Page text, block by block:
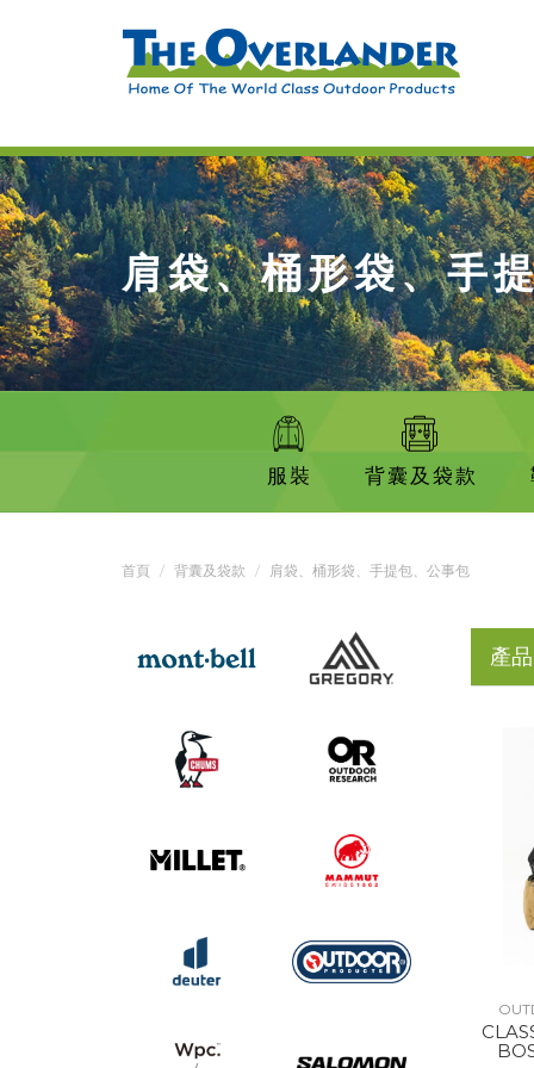
肩袋、桶形袋、手
服裝 背囊及袋款
首頁 背囊及袋款 肩袋、桶形袋、手提包、公事包
產品